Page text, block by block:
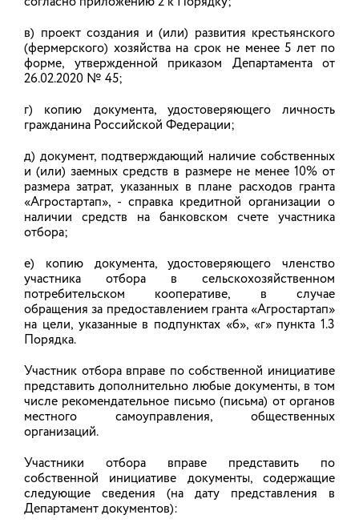
Ивановского филиала ОАО «Сан
ИнБев»
В рамках программы Ивановского филиала ОАО
«Сан ИнБев» по развитию промышленного
туризма группа специалистов Департамента
Ивановской области по приглашению
руководства посетила данное предприятие.
10.12.2015
Итоги работы животноводства по
состоянию на 1 декабря 2015 года
По оперативным данным за одиннадцать
месяцев 2015 года в нашей области произведено
106,8 тысячи тонн молока, что составляет 105% к
уровню прошлого года. Продуктивность дойного
стада за этот период составила 4948
килограммов, + 286 кг к прошлогоднему
результату.
09.12.2015
Проект «Агротур-2016»
«При всех трудностях фермеры и мастера
ремёсел могут и хотят работать в сфере
туризма…»
09.12.2015
в) проект создания и (или) развития крестьянского
(фермерского) хозяйства на срок не менее 5 лет по
форме, утвержденной приказом Департамента от
26.02.2020 № 45;
г) копию документа, удостоверяющего личность
гражданина Российской Федерации;
д) документ, подтверждающий наличие собственных
и (или) заемных средств в размере не менее 10% от
размера затрат, указанных в плане расходов гранта
«Агростартап», - справка кредитной организации о
наличии средств на банковском счете участника
отбора;
е) копию документа, удостоверяющего членство
участника отбора в сельскохозяйственном
потребительском кооперативе, в случае
обращения за предоставлением гранта «Агростартап»
на цели, указанные в подпунктах «б», «г» пункта 1.3
Порядка.
Участник отбора вправе по собственной инициативе
представить дополнительно любые документы, в том
числе рекомендательное письмо (письма) от органов
местного самоуправления, общественных
организаций.
Участники отбора вправе представить по
собственной инициативе документы, содержащие
следующие сведения (на дату представления в
Департамент документов):